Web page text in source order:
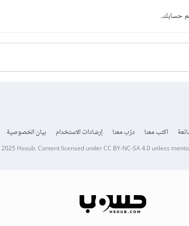
حسابك.
اكتب معنا درّب معنا إرشادات الاستخدام بيان الخصوصية
Hsoub.Content licensed underCC BY-NC-SA 4.0unless